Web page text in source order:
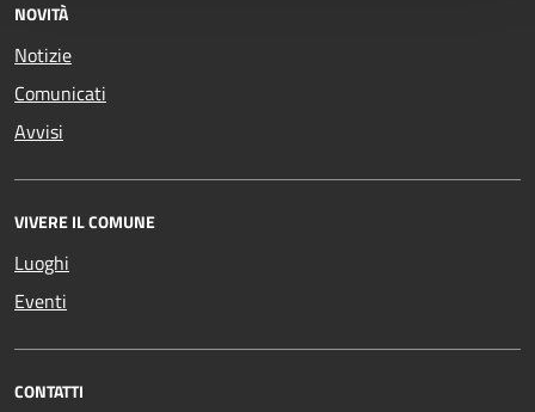
NOVITÀ
Notizie
Comunicati
Avvisi
VIVERE IL COMUNE
Luoghi
Eventi
CONTATTI